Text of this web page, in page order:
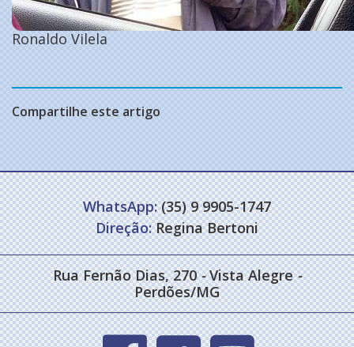
Ronaldo Vilela
Compartilhe este artigo
WhatsApp:(35) 9 9905-1747
Direção:Regina Bertoni
Rua Fernão Dias, 270- Vista Alegre-
Perdões/MG